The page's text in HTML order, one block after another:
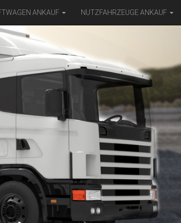
ANKAUF NUTZFAHRZEUGE ANKAUF